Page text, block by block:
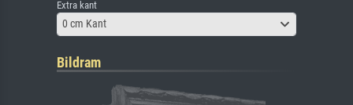
Extra kant
0 cm Kant
Bildram